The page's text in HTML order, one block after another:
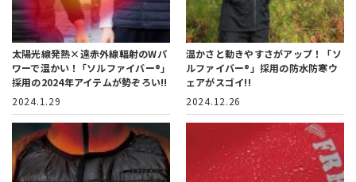
太陽光線発熱×遠赤外線輻射のWパ
ワーで温かい！ ｢ソルファイバー®｣
採用の2024年アイテムが勢ぞろい!!
2024.1.29
温かさと動きやすさがアップ！
「ソ
ルファイバー®」採用の防水防寒ウ
ェアがスゴイ!!
2024.12.26